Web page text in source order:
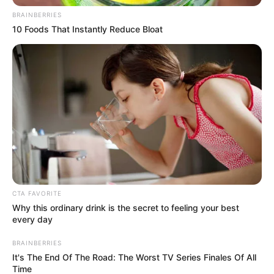
condiciones inhumanas que
mil 800 personas privadas de la libertad
BRAINBERRIES
10 Foods That Instantly Reduce Bloat
CTA FAVORITE
Why this ordinary drink is the secret to feeling your best
every day
BRAINBERRIES
It's The End Of The Road: The Worst TV Series Finales Of All
Time